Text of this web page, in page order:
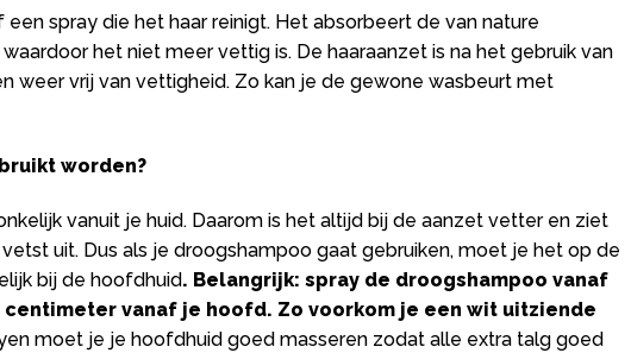
spray die het haar reinigt. Het absorbeert de van nature
het niet meer vettig is. De haaraanzet is na het gebruik van
weer vrij van vettigheid. Zo kan je de gewone wasbeurt met
worden?
vanuit je huid. Daarom is het altijd bij de aanzet vetter en ziet
uit. Dus als je droogshampoo gaat gebruiken, moet je het op de
bij de hoofdhuid. Belangrijk: spray de droogshampoo vanaf
centimeter vanaf je hoofd. Zo voorkom je een wit uitziende
moet je je hoofdhuid goed masseren zodat alle extra talg goed